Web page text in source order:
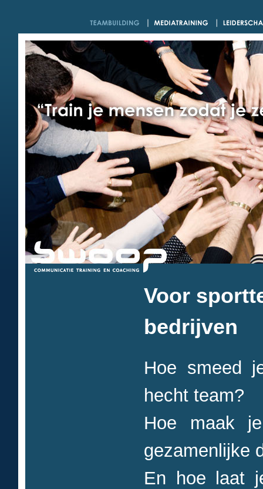
Voor
bedrijven
Hoe smeed
hecht team?
Hoe maak
gezamenlijke
En hoe laat